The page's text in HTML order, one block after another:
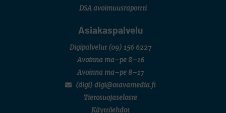
6 (Archipelagia Golf)DSA avoimuusraportti
Asiakaspalvelu
Digipalvelut (09) 156 6227
Avoinna ma–pe 8–16
Avoinna ma–pe 8–17
(digi) digi@otavamedia.fi
Tietosuojaseloste
Käyttöehdot